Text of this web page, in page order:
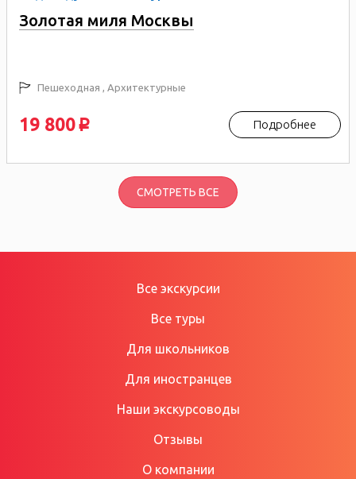
Золотая миля Москвы
Пешеходная , Архитектурные
19 800 p Подробнее
СМОТРЕТЬ ВСЕ
Все экскурсии
Все туры
Для школьников
Для иностранцев
Наши экскурсоводы
Отзывы
О компании